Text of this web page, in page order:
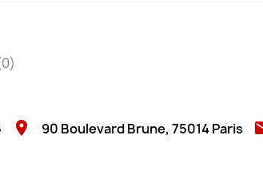
location_on 90 Boulevard Brune, 75014 Paris